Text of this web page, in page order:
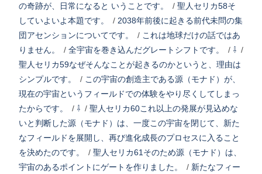
の奇跡が、日常になると いうことです。 / 聖人セリカ58そ
していよいよ本題です。
/ 2038年前後に起きる前代未問の集
団アセンションについてです。
/ これは地球だけの話ではあ
りません。
/ 全宇宙を巻き込んだグレートシフトです。 / ⇩ /
聖人セリカ59なぜそんなことが起きるのかというと、理由は
シンプルです。
/ この宇宙の創造主である源（モナド）が、
現在の宇宙というフィールドでの体験をやり尽くしてしまっ
たからです。
/ ⇩ / 聖人セリカ60これ以上の発展が見込めな
いと判断した源（モナド）は、一度この宇宙を閉じて、新た
なフィールドを展開し、再び進化成長のプロセスに入ること
を決めたのです。
/ 聖人セリカ61そのため源（モナド）は、
宇宙のあるポイントにゲートを作りました。
/ 新たなフィー